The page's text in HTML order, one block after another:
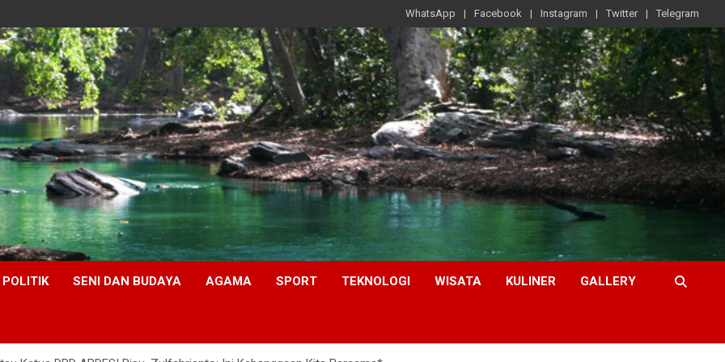
WhatsApp Facebook Instagram Twitter Telegram
POLITIK SENI DAN BUDAYA AGAMA SPORT TEKNOLOGI WISATA KULINER GALLERY